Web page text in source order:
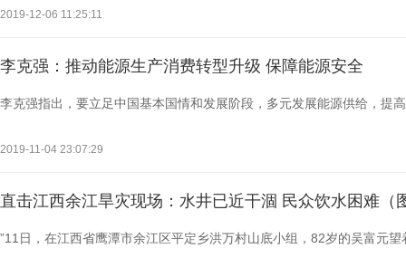
频，倡议让孩子参与到烹饪中，帮助孩子养成更健康的习惯
2019-12-06 11:25:11
李克强：推动能源生产消费转型升级 保障能源安全
李克强指出，要立足中国基本国情和发展阶段，多元发展能源供给，提
2019-11-04 23:07:29
直击江西余江旱灾现场：水井已近干涸 民众饮水困难（
”11日，在江西省鹰潭市余江区平定乡洪万村山底小组，82岁的吴富元